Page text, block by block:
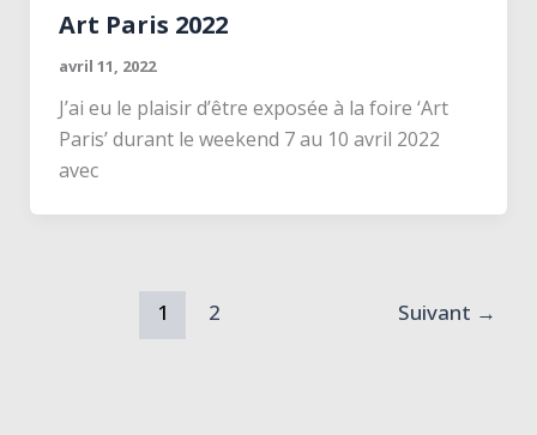
Art Paris 2022
avril 11, 2022
J’ai eu le plaisir d’être exposée à la foire ‘Art
Paris’ durant le weekend 7 au 10 avril 2022
avec
1 2 Suivant →